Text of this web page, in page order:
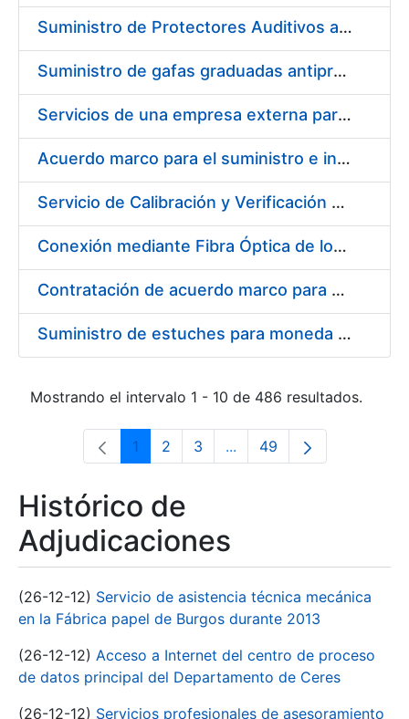
Suministro de Protectores Auditivos a medida para las personas trabajadoras de los Centros de Trabajo de Madrid y Burgos
Suministro de gafas graduadas antiproyecciones para los trabajadores de la FNMT-RCM en los centros de trabajo de Madrid y Burgos
Servicios de una empresa externa para el asesoramiento y resolución de los recursos de alzada que se presentan relacionados con procesos de selección para la FNMT-RCM
Acuerdo marco para el suministro e instalación de persianas, estores y otros complementos
Servicio de Calibración y Verificación Externa de los Equipos de Medición del Servicio de Prevención de la FNMT-RCM
Conexión mediante Fibra Óptica de los Centros de Proceso de Datos (CPDs) de las sedes de la FNMT-RCM de Burgos y Madrid
Contratación de acuerdo marco para el Suministro de Material de Electricidad para la Fábrica Nacional de Moneda y Timbre-Real Casa de la Moneda en su centro de trabajo de Burgos
Suministro de estuches para moneda de 30 €
Mostrando el intervalo 1 - 10 de 486 resultados.
Página
1 Página
2 Página
3 ...Páginas intermedias Use
Página
49
Histórico de
Adjudicaciones
(26-12-12) Servicio de asistencia técnica mecánica
en la Fábrica papel de Burgos durante 2013
(26-12-12) Acceso a Internet del centro de proceso
de datos principal del Departamento de Ceres
(26-12-12) Servicios profesionales de asesoramiento